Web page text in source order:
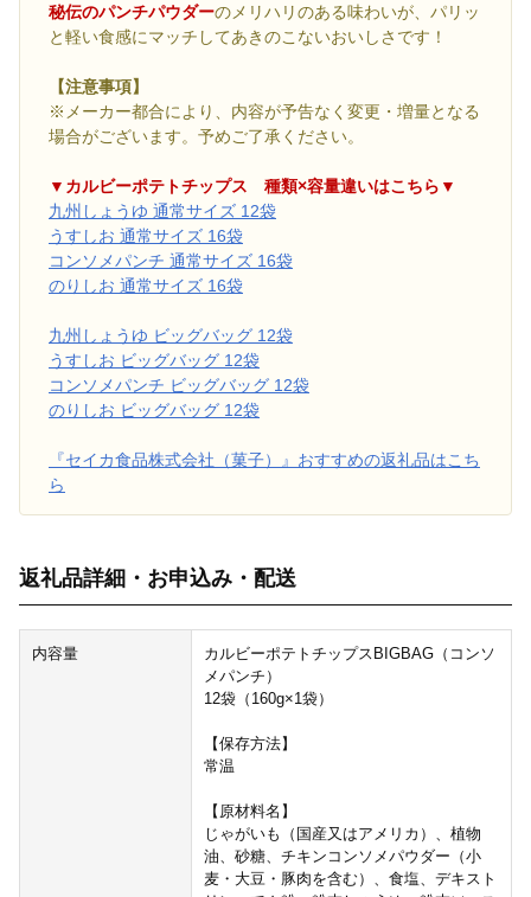
秘伝のパンチパウダーのメリハリのある味わいが、パリッ
と軽い食感にマッチしてあきのこないおいしさです！
【注意事項】
※メーカー都合により、内容が予告なく変更・増量となる
場合がございます。予めご了承ください。
▼カルビーポテトチップス 種類×容量違いはこちら▼
九州しょうゆ 通常サイズ 12袋
うすしお 通常サイズ 16袋
コンソメパンチ 通常サイズ 16袋
のりしお 通常サイズ 16袋
九州しょうゆ ビッグバッグ 12袋
うすしお ビッグバッグ 12袋
コンソメパンチ ビッグバッグ 12袋
のりしお ビッグバッグ 12袋
『セイカ食品株式会社（菓子）』おすすめの返礼品はこち
ら
返礼品詳細・お申込み・配送
内容量
カルビーポテトチップスBIGBAG（コンソ
メパンチ）
12袋（160g×1袋）
【保存方法】
常温
【原材料名】
じゃがいも（国産又はアメリカ）、植物
油、砂糖、チキンコンソメパウダー（小
麦・大豆・豚肉を含む）、食塩、デキスト